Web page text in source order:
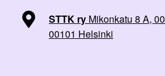
STTK ry Mikonkatu 8 A,
00101 Helsinki